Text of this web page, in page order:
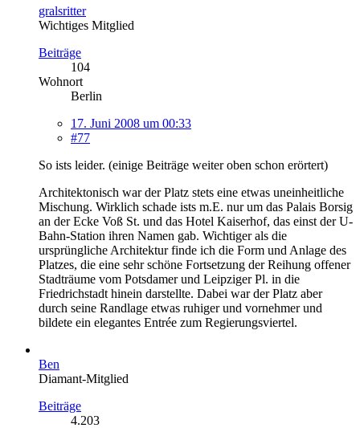
gralsritter
Wichtiges Mitglied
Beiträge
104
Wohnort
Berlin
17. Juni 2008 um 00:33
#77
So ists leider. (einige Beiträge weiter oben schon erörtert)
Architektonisch war der Platz stets eine etwas uneinheitliche
Mischung. Wirklich schade ists m.E. nur um das Palais Borsig
an der Ecke Voß St. und das Hotel Kaiserhof, das einst der U-
Bahn-Station ihren Namen gab. Wichtiger als die
ursprüngliche Architektur finde ich die Form und Anlage des
Platzes, die eine sehr schöne Fortsetzung der Reihung offener
Stadträume vom Potsdamer und Leipziger Pl. in die
Friedrichstadt hinein darstellte. Dabei war der Platz aber
durch seine Randlage etwas ruhiger und vornehmer und
bildete ein elegantes Entrée zum Regierungsviertel.
Ben
Diamant-Mitglied
Beiträge
4.203